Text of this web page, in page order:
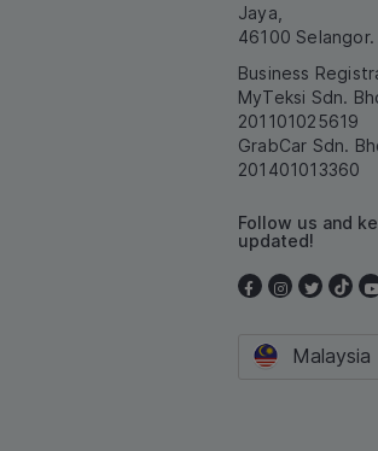
Jaya,
46100 Selangor.
Business
MyTeksi Sdn.
201101025619
GrabCar Sdn.
201401013360
Follow us and
updated!
Malaysia